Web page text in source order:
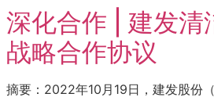
深化合作 | 建发清
战略合作协议
摘要：2022年10月19日，建发股份